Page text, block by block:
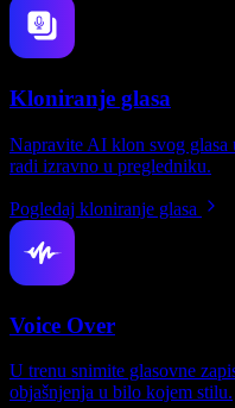
Kloniranje glasa
Napravite AI klon svog glasa
radi izravno u pregledniku.
Pogledaj kloniranje glasa
Voice Over
U trenu snimite glasovne
objašnjenja u bilo kojem stilu.